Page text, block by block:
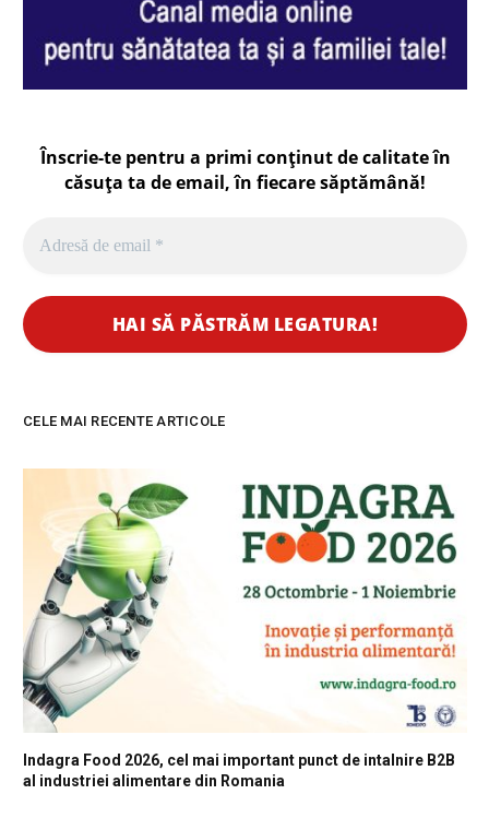
Înscrie-te pentru a primi conținut de calitate în
căsuța ta de email, în fiecaresăptămână!
CELE MAI RECENTE ARTICOLE
Indagra Food 2026, cel mai important punct de intalnire B2B
al industriei alimentare din Romania